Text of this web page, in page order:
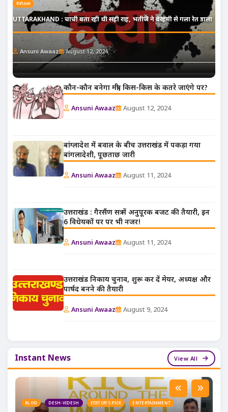
नैनीताल
UTTARAKHAND : चाची बता रही थी सही राह, भतीजे ने बेरहमी से गला रेत डाला
Ansuni Awaaz August 12, 2024
कौन-कौन बनेगा मंत्री, किस-किस के कतरे जाएंगे पर?
Ansuni Awaaz August 12, 2024
बांग्लादेश में बवाल के बीच उत्तराखंड में पकड़ा गया
बांगलादेशी, पूछताछ जारी
Ansuni Awaaz August 11, 2024
उत्तराखंड : गैरसैंण सत्र में अनुपूरक बजट की तैयारी, इन
6 विधेयकों पर पर भी नजर!
Ansuni Awaaz August 11, 2024
उत्तराखंड निकाय चुनाव, शुरू कर दें मेयर, अध्यक्ष और
पार्षद बनने की तैयारी
Ansuni Awaaz August 9, 2024
Instant News View All
BLOG DESH-VIDESH EDITOR'S PICK ENTERTAINMENT